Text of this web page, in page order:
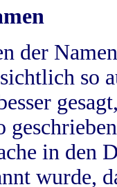
der
so
in
wurde,